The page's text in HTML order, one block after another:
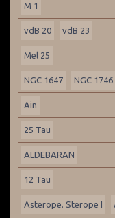
M 1
vdB 20 vdB 23
Mel 25
NGC 1647 NGC 1746
Ain
25 Tau
ALDEBARAN
12 Tau
Asterope. Sterope I